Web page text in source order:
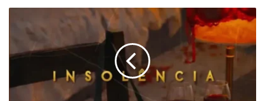
Insolência
Mamen)